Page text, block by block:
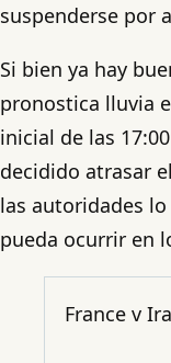
suspenderse por
Si bien ya hay
pronostica lluvia
inicial de las
decidido atrasar
las autoridades
pueda ocurrir en
France v